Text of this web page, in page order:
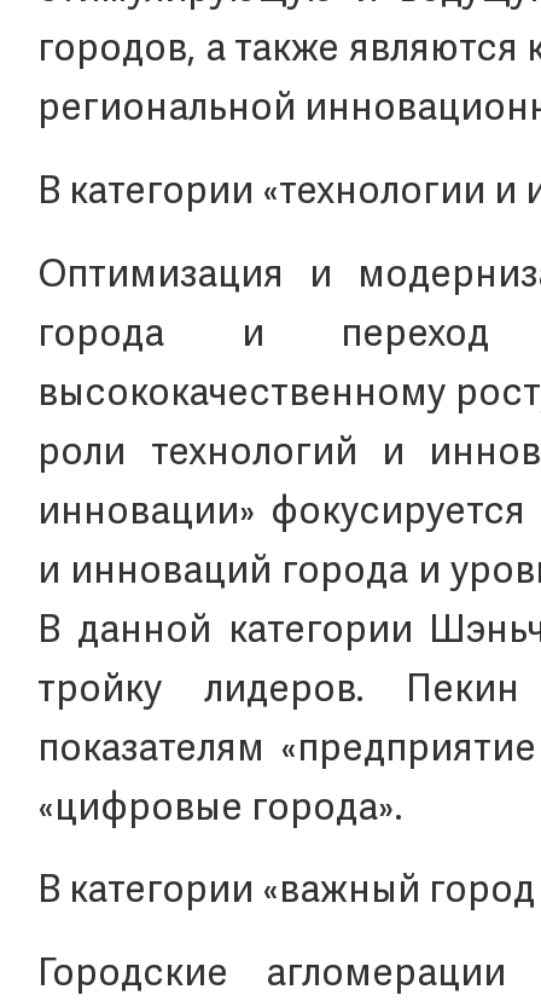
городов, а также
региональной
В категории «технологии и
Оптимизация и
города и переход
высококачественному
роли технологий и
инновации»
и инноваций города и
В данной категории
тройку лидеров.
показателям
«цифровые города».
В категории «важный
Городские